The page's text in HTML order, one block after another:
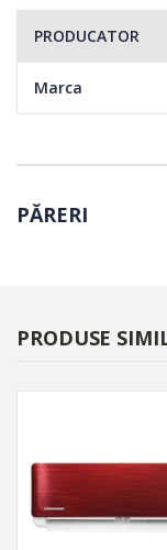
nevoile tale.
PRODUCATOR
Marca
PĂRERI
PRODUSE